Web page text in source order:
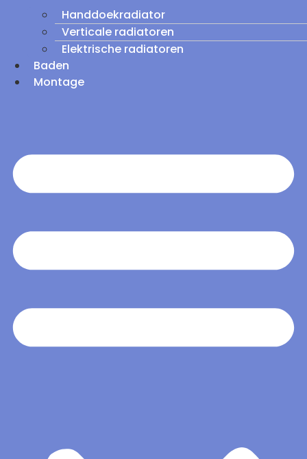
Handdoekradiator
Verticale radiatoren
Elektrische radiatoren
Baden
Montage